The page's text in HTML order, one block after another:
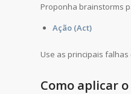
Proponha brainstorms
Ação (Act)
Use as principais falhas
Como aplicar